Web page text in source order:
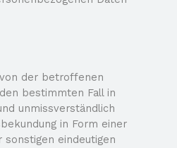
der betroffenen
bestimmten Fall in
unmissverständlich
in Form einer
sonstigen eindeutigen